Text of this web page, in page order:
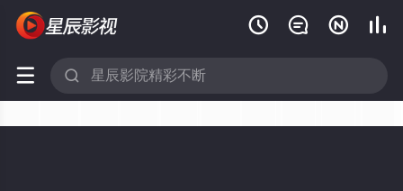
   
 